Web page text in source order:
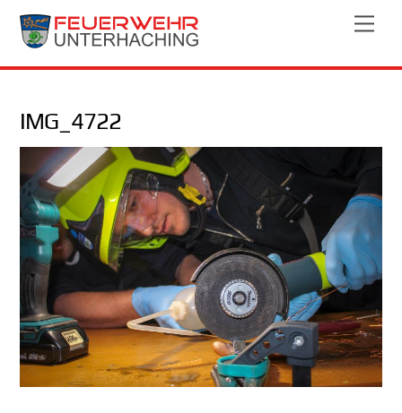
Skip
IMG_4722